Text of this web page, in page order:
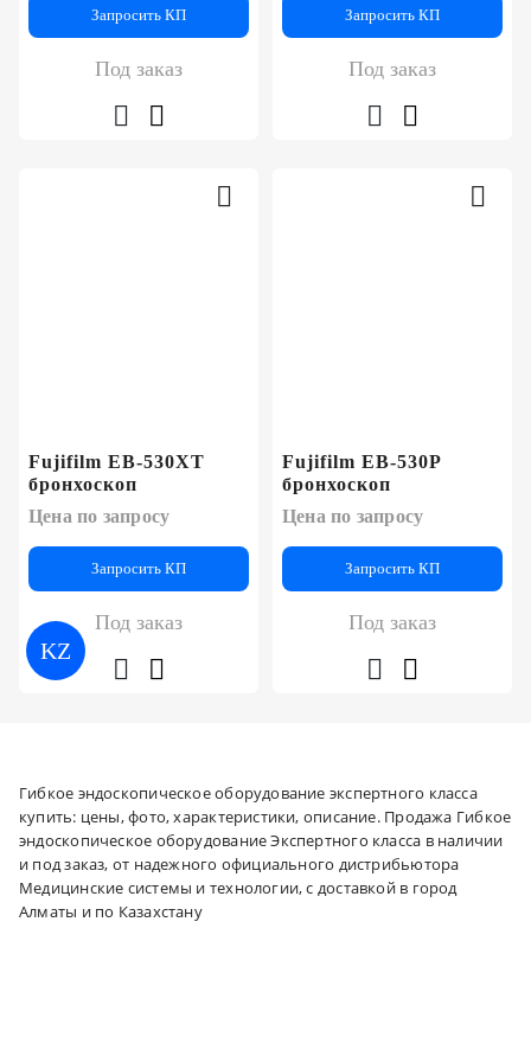
KZ
Запросить КП
Под заказ
Запросить КП
Под заказ
Fujifilm EB-530XT
бронхоскоп
Цена по запросу
Запросить КП
Под заказ
Fujifilm EB-530P
бронхоскоп
Цена по запросу
Запросить КП
Под заказ
Гибкое эндоскопическое оборудование экспертного класса
купить: цены, фото, характеристики, описание. Продажа Гибкое
эндоскопическое оборудование Экспертного класса в наличии
и под заказ, от надежного официального дистрибьютора
Медицинские системы и технологии, с доставкой в город
Алматы и по Казахстану